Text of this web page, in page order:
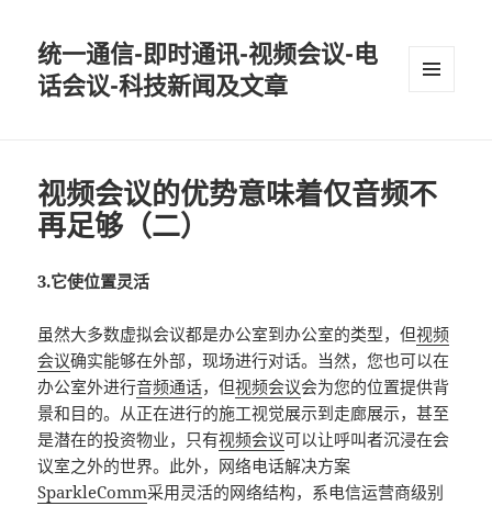
统一通信-即时通讯-视频会议-电
话会议-科技新闻及文章
视频会议的优势意味着仅音频不
再足够（二）
3.它使位置灵活
虽然大多数虚拟会议都是办公室到办公室的类型，但视频
会议确实能够在外部，现场进行对话。当然，您也可以在
办公室外进行音频通话，但视频会议会为您的位置提供背
景和目的。从正在进行的施工视觉展示到走廊展示，甚至
是潜在的投资物业，只有视频会议可以让呼叫者沉浸在会
议室之外的世界。此外，网络电话解决方案
SparkleComm采用灵活的网络结构，系电信运营商级别